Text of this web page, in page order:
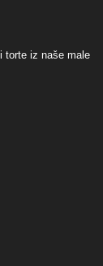
torte iz naše male